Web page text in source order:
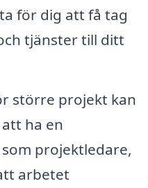
för dig att få tag
tjänster till ditt
större projekt kan
ha en
projektledare,
arbetet